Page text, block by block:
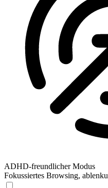
ADHD-freundlicher Modus
Fokussiertes Browsing,